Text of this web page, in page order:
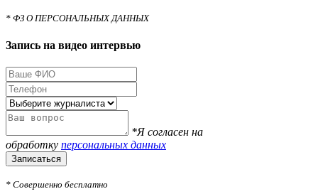
* ФЗ О ПЕРСОНАЛЬНЫХ ДАННЫХ
Запись на видео интервью
*Я согласен на
обработку персональных данных
Записаться
* Совершенно бесплатно